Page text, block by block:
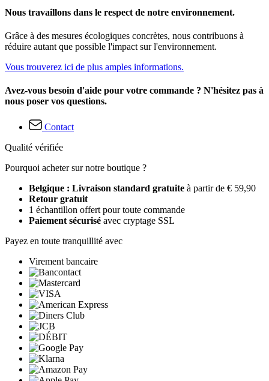
Nous travaillons dans le respect de notre environnement.
Grâce à des mesures écologiques concrètes, nous contribuons à
réduire autant que possible l'impact sur l'environnement.
Vous trouverez ici de plus amples informations.
Avez-vous besoin d'aide pour votre commande ? N'hésitez pas à
nous poser vos questions.
Contact
Qualité vérifiée
Pourquoi acheter sur notre boutique ?
Belgique : Livraison standard gratuite à partir de € 59,90
Retour gratuit
1 échantillon offert pour toute commande
Paiement sécurisé avec cryptage SSL
Payez en toute tranquillité avec
Virement bancaire